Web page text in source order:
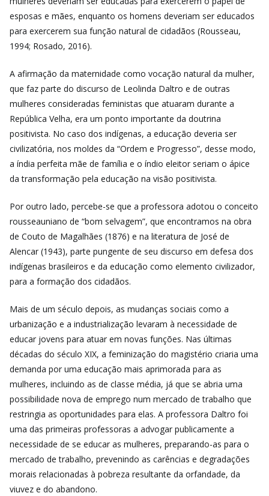
esposas e mães, enquanto os homens deveriam ser educados
para exercerem sua função natural de cidadãos (Rousseau,
1994; Rosado, 2016).
A afirmação da maternidade como vocação natural da mulher,
que faz parte do discurso de Leolinda Daltro e de outras
mulheres consideradas feministas que atuaram durante a
República Velha, era um ponto importante da doutrina
positivista. No caso dos indígenas, a educação deveria ser
civilizatória, nos moldes da “Ordem e Progresso”, desse modo,
a índia perfeita mãe de família e o índio eleitor seriam o ápice
da transformação pela educação na visão positivista.
Por outro lado, percebe-se que a professora adotou o conceito
rousseauniano de “bom selvagem”, que encontramos na obra
de Couto de Magalhães (1876) e na literatura de José de
Alencar (1943), parte pungente de seu discurso em defesa dos
indígenas brasileiros e da educação como elemento civilizador,
para a formação dos cidadãos.
Mais de um século depois, as mudanças sociais como a
urbanização e a industrialização levaram à necessidade de
educar jovens para atuar em novas funções. Nas últimas
décadas do século XIX, a feminização do magistério criaria uma
demanda por uma educação mais aprimorada para as
mulheres, incluindo as de classe média, já que se abria uma
possibilidade nova de emprego num mercado de trabalho que
restringia as oportunidades para elas. A professora Daltro foi
uma das primeiras professoras a advogar publicamente a
necessidade de se educar as mulheres, preparando-as para o
mercado de trabalho, prevenindo as carências e degradações
morais relacionadas à pobreza resultante da orfandade, da
viuvez e do abandono.